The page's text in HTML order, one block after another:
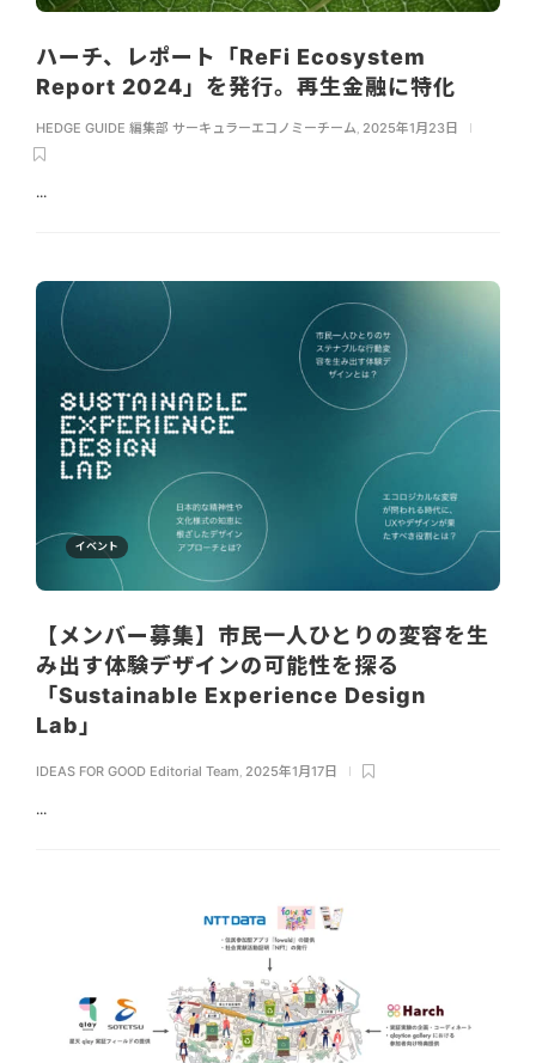
ハーチ、レポート「ReFi Ecosystem
Report 2024」を発行。再生金融に特化
HEDGE GUIDE 編集部 サーキュラーエコノミーチーム 2025年1月23日
...
イベント
【メンバー募集】市民一人ひとりの変容を生
み出す体験デザインの可能性を探る
「Sustainable Experience Design
Lab」
IDEAS FOR GOOD Editorial Team 2025年1月17日
...